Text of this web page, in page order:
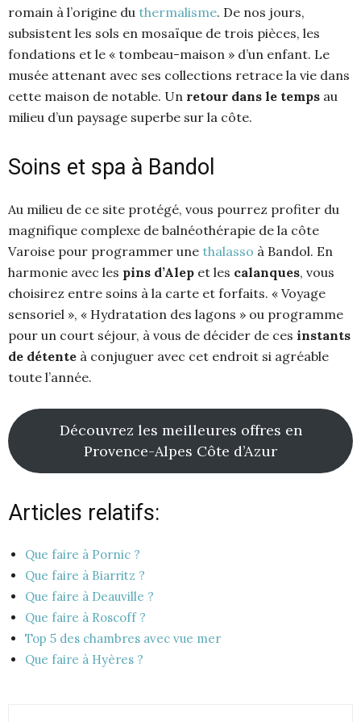
romain à l’origine du thermalisme. De nos jours,
subsistent les sols en mosaïque de trois pièces, les
fondations et le « tombeau-maison » d’un enfant. Le
musée attenant avec ses collections retrace la vie dans
cette maison de notable. Un retour dans le temps au
milieu d’un paysage superbe sur la côte.
Soins et spa à Bandol
Au milieu de ce site protégé, vous pourrez profiter du
magnifique complexe de balnéothérapie de la côte
Varoise pour programmer une thalasso à Bandol. En
harmonie avec les pins d’Alep et les calanques, vous
choisirez entre soins à la carte et forfaits. « Voyage
sensoriel », « Hydratation des lagons » ou programme
pour un court séjour, à vous de décider de ces instants
de détente à conjuguer avec cet endroit si agréable
toute l’année.
Découvrez les meilleures offres en
Provence-Alpes Côte d’Azur
Articles relatifs:
Que faire à Pornic ?
Que faire à Biarritz ?
Que faire à Deauville ?
Que faire à Roscoff ?
Top 5 des chambres avec vue mer
Que faire à Hyères ?